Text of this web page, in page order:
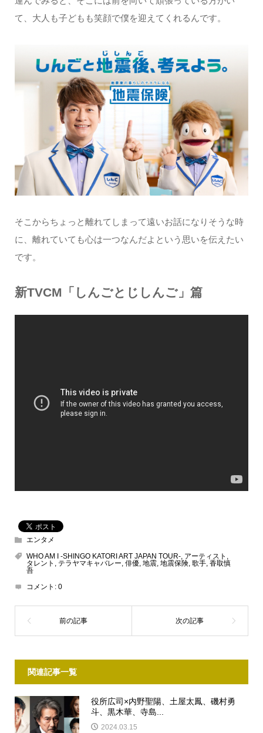
て、大人も子どもも笑顔で僕を迎えてくれるんです。
そこからちょっと離れてしまって遠いお話になりそうな時
に、離れていても心は一つなんだよという思いを伝えたい
です。
新TVCM「しんごとじしんご」篇
エンタメ
WHO AM I -SHINGO KATORI ART JAPAN TOUR-, アーティスト ,
タレント , テラヤマキャバレー, 俳優, 地震, 地震保険, 歌手, 香取慎
吾
コメント: 0
関連記事一覧
役所広司×内野聖陽、土屋太鳳、磯村勇
斗、黒木華、寺島...
2024.03.15